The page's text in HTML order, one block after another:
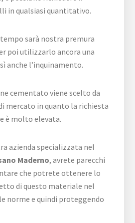
in qualsiasi quantitativo.
sarà nostra premura
poi utilizzarlo ancora una
anche l’inquinamento.
cementato viene scelto da
mercato in quanto la richiesta
è molto elevata.
azienda specializzata nel
Maderno, avrete parecchi
che potrete ottenere lo
di questo materiale nel
norme e quindi proteggendo